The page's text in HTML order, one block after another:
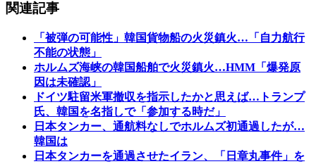
関連記事
「被弾の可能性」韓国貨物船の火災鎮火…「自力航行
不能の状態」
ホルムズ海峡の韓国船舶で火災鎮火…HMM「爆発原
因は未確認」
ドイツ駐留米軍撤収を指示したかと思えば…トランプ
氏、韓国を名指しで「参加する時だ」
日本タンカー、通航料なしでホルムズ初通過したが…
韓国は
日本タンカーを通過させたイラン、「日章丸事件」を